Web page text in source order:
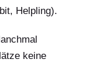
Helpling).
keine